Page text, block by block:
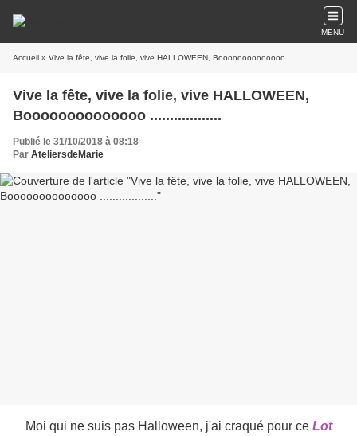
MENU
Accueil » Vive la fête, vive la folie, vive HALLOWEEN, Boooooooooooooo ..................
Vive la fête, vive la folie, vive HALLOWEEN,
Boooooooooooooo ..................
Publié le 31/10/2018 à 08:18
Par AteliersdeMarie
Moi qui ne suis pas Halloween, j'ai craqué pour ce Lot